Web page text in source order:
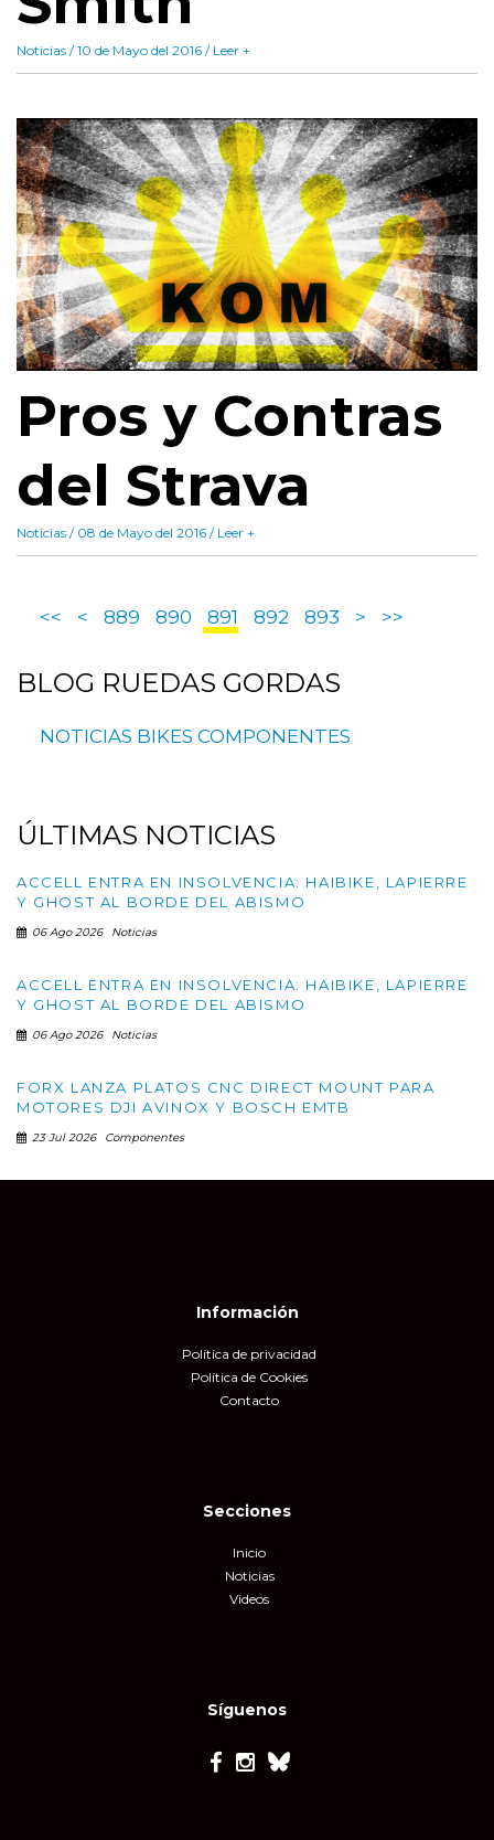
Noticias / 10 de Mayo del 2016 / Leer +
Pros y Contras
del Strava
Noticias / 08 de Mayo del 2016 / Leer +
<< < 889 890 891 892 893 > >>
BLOG RUEDAS GORDAS
NOTICIAS BIKES COMPONENTES
ÚLTIMAS NOTICIAS
ACCELL ENTRA EN INSOLVENCIA: HAIBIKE, LAPIERRE
Y GHOST AL BORDE DEL ABISMO
06 Ago 2026 Noticias
ACCELL ENTRA EN INSOLVENCIA: HAIBIKE, LAPIERRE
Y GHOST AL BORDE DEL ABISMO
06 Ago 2026 Noticias
FORX LANZA PLATOS CNC DIRECT MOUNT PARA
MOTORES DJI AVINOX Y BOSCH EMTB
23 Jul 2026 Componentes
Información
Política de privacidad
Política de Cookies
Contacto
Síguenos
Secciones
Inicio
Noticias
Videos